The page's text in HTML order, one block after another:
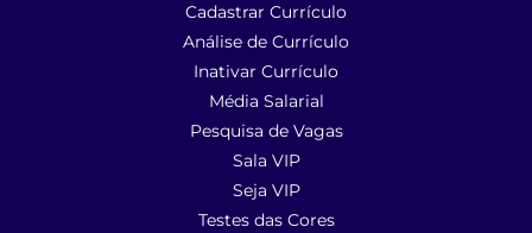
Cadastrar Currículo
Análise de Currículo
Inativar Currículo
Média Salarial
Pesquisa de Vagas
Sala VIP
Seja VIP
Testes das Cores